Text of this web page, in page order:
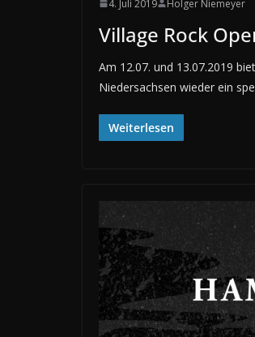
4. Juli 2019 Holger Niemeyer
Village Rock
Am 12.07. und 13.07.2019
Niedersachsen wieder ein
Weiterlesen